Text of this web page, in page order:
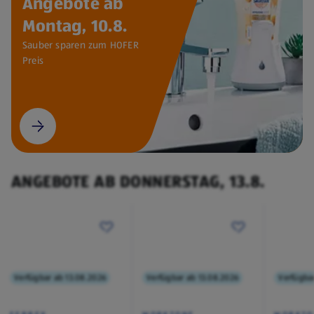
Montag, 10.8.
Sauber sparen zum HOFER
Preis
ANGEBOTE AB DONNERSTAG, 13.8.
Verfügbar ab 13.08.2026 Verfügbar ab 13.08.2026